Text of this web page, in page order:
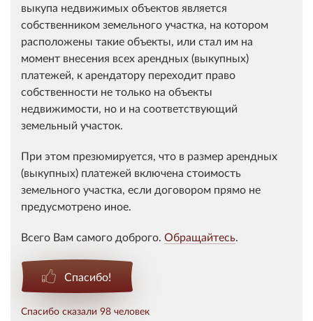
выкупа недвижимых объектов является
собственником земельного участка, на котором
расположены такие объекты, или стал им на
момент внесения всех арендных (выкупных)
платежей, к арендатору переходит право
собственности не только на объекты
недвижимости, но и на соответствующий
земельный участок.
При этом презюмируется, что в размер арендных
(выкупных) платежей включена стоимость
земельного участка, если договором прямо не
предусмотрено иное.
Всего Вам самого доброго. Обращайтесь.
Спасибо!
Спасибо сказали 98 человек